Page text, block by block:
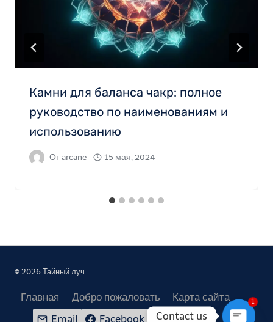
Камни для баланса чакр: полное
руководство по наименованиям и
использованию
Отarcane 15 мая, 2024
© 2026 Тайный луч
Главная Добро пожаловать
Карта сайта
Email
Facebook Contact us
1